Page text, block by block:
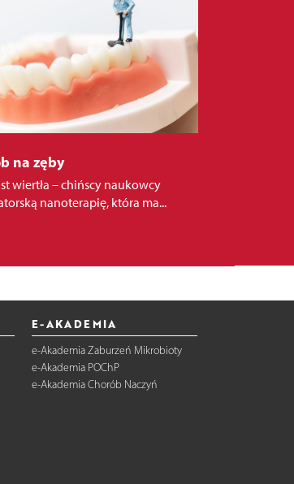
na zęby
wiertła – chińscy naukowcy
nanoterapię, która ma...
E-AKADEMIA
e-Akademia Zaburzeń Mikrobioty
e-Akademia POChP
e-Akademia Chorób Naczyń